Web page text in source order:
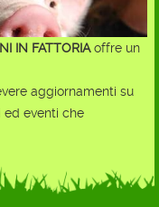
IN FATTORIAoffre un
aggiornamenti su
ed eventi che